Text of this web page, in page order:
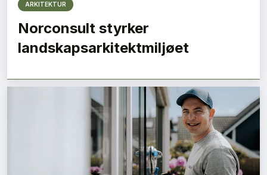
ARKITEKTUR
Norconsult styrker
landskapsarkitektmiljøet